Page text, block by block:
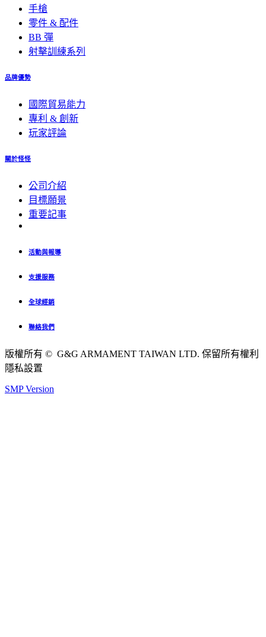
手槍
零件 & 配件
BB 彈
射擊訓練系列
品牌優勢
國際貿易能力
專利 & 創新
玩家評論
關於怪怪
公司介紹
目標願景
重要記事
活動與報導
支援服務
全球經銷
聯絡我們
版權所有 © G&G ARMAMENT TAIWAN LTD. 保留所有權利
隱私設置
SMP Version